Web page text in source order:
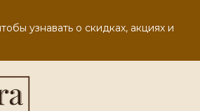
узнавать о скидках, акциях и